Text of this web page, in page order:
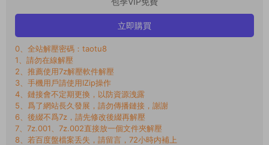
立即購買
0、全站解壓密碼：taotu8
1、請勿在線解壓
2、推薦使用7z解壓軟件解壓
3、手機用戶請使用IZip操作
4、鏈接會不定期更換，以防資源洩露
5、爲了網站長久發展，請勿傳播鏈接，謝謝
6、後綴不爲7z，請先修改後綴再解壓
7、7z.001、7z.002直接放一個文件夾解壓
8、若百度盤檔案丢失，請留言，72小時内補上